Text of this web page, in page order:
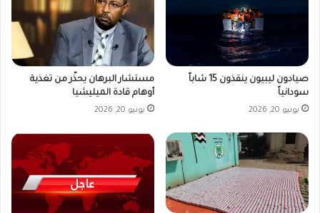
صيادون ليبيون ينقذون 15 شاباً
سودانياً
يونيو 20, 2026
مستشار البرهان يحذّر من تغذية
أوهام قادة الميليشيا
يونيو 20, 2026